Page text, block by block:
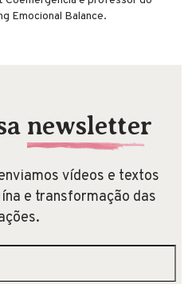
Emocional Balance.
newsletter
vídeos e textos
e transformação das